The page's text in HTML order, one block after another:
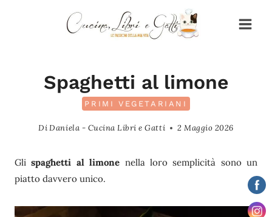
Spaghetti al limone
PRIMI VEGETARIANI
Di Daniela - Cucina Libri e Gatti 2 Maggio 2026
Glispaghetti al limone nella loro semplicità sono un
piatto davvero unico.